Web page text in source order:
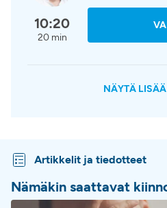
10:20
20 min
NÄYTÄ
Artikkelit ja tiedotteet
Nämäkin saattavat